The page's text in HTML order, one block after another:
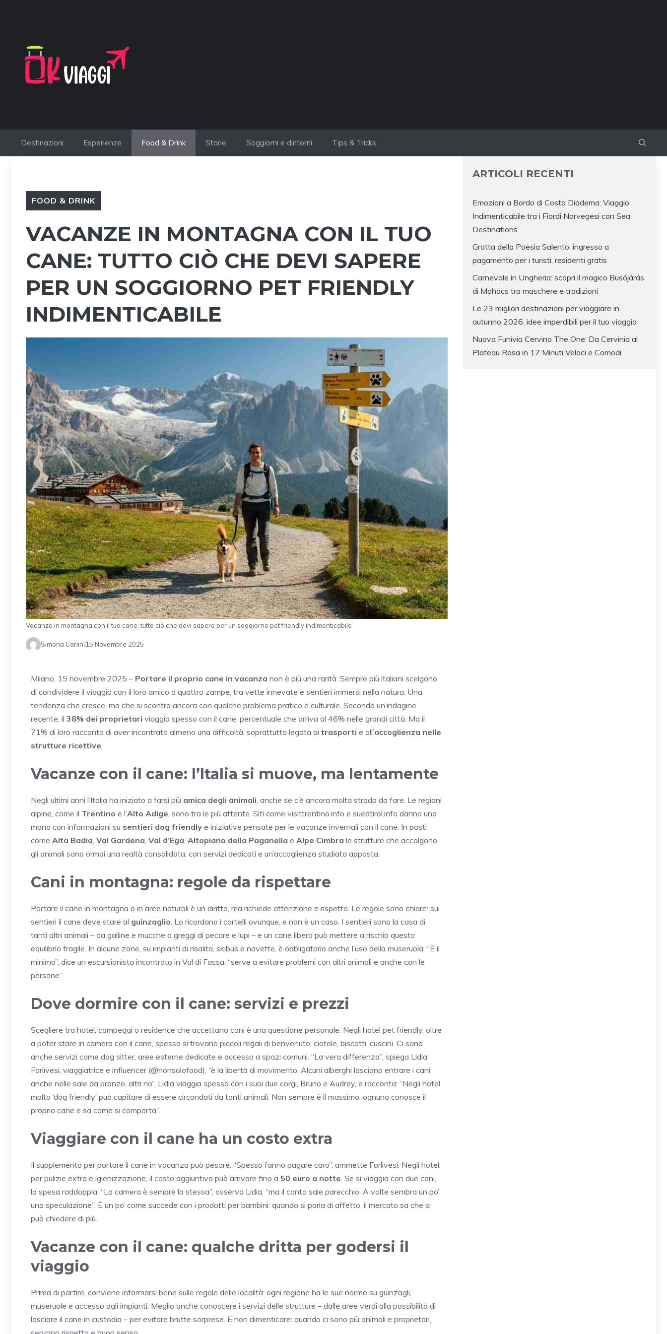
Destinazioni Esperienze Food & Drink Storie Soggiorni e dintorni Tips & Tricks
FOOD & DRINK
VACANZE IN MONTAGNA CON IL TUO
CANE: TUTTO CIÒ CHE DEVI SAPERE
PER UN SOGGIORNO PET FRIENDLY
INDIMENTICABILE
Vacanze in montagna con il tuo cane: tutto ciò che devi sapere per un soggiorno pet friendly indimenticabile
Simona Carlini15 Novembre 2025
Milano, 15 novembre 2025 – Portare il proprio cane in vacanza non è più una rarità. Sempre più italiani scelgono
di condividere il viaggio con il loro amico a quattro zampe, tra vette innevate e sentieri immersi nella natura. Una
tendenza che cresce, ma che si scontra ancora con qualche problema pratico e culturale. Secondo un’indagine
recente, il 38% dei proprietari viaggia spesso con il cane, percentuale che arriva al 46% nelle grandi città. Ma il
71% di loro racconta di aver incontrato almeno una difficoltà, soprattutto legata ai trasporti e all’accoglienza nelle
strutture ricettive
Vacanze con il cane: l’Italia si muove, ma lentamente
Negli ultimi anni l’Italia ha iniziato a farsi più amica degli animali , anche se c’è ancora molta strada da fare. Le regioni
alpine, come il Trentino e l’Alto Adige , sono tra le più attente. Siti come visittrentino.info e suedtirol.info danno una
mano con informazioni su sentieri dog friendly e iniziative pensate per le vacanze invernali con il cane. In posti
come Alta Badia Val Gardena Val d’Ega Altopiano della Paganella e Alpe Cimbra le strutture che accolgono
gli animali sono ormai una realtà consolidata, con servizi dedicati e un’accoglienza studiata apposta.
Cani in montagna: regole da rispettare
Portare il cane in montagna o in aree naturali è un diritto, ma richiede attenzione e rispetto. Le regole sono chiare: sui
sentieri il cane deve stare al guinzaglio . Lo ricordano i cartelli ovunque, e non è un caso. I sentieri sono la casa di
tanti altri animali – da galline e mucche a greggi di pecore e lupi – e un cane libero può mettere a rischio questo
equilibrio fragile. In alcune zone, su impianti di risalita, skibus e navette, è obbligatorio anche l’uso della museruola. “È il
minimo”, dice un escursionista incontrato in Val di Fassa, “serve a evitare problemi con altri animali e anche con le
persone”.
Dove dormire con il cane: servizi e prezzi
Scegliere tra hotel, campeggi o residence che accettano cani è una questione personale. Negli hotel pet friendly, oltre
a poter stare in camera con il cane, spesso si trovano piccoli regali di benvenuto: ciotole, biscotti, cuscini. Ci sono
anche servizi come dog sitter, aree esterne dedicate e accesso a spazi comuni. “La vera differenza”, spiega Lidia
Forlivesi, viaggiatrice e influencer (@nonsolofood), “è la libertà di movimento. Alcuni alberghi lasciano entrare i cani
anche nelle sale da pranzo, altri no”. Lidia viaggia spesso con i suoi due corgi, Bruno e Audrey, e racconta: “Negli hotel
molto ‘dog friendly’ può capitare di essere circondati da tanti animali. Non sempre è il massimo: ognuno conosce il
proprio cane e sa come si comporta”.
Viaggiare con il cane ha un costo extra
Il supplemento per portare il cane in vacanza può pesare. “Spesso fanno pagare caro”, ammette Forlivesi. Negli hotel,
per pulizie extra e igienizzazione, il costo aggiuntivo può arrivare fino a 50 euro a notte . Se si viaggia con due cani,
la spesa raddoppia. “La camera è sempre la stessa”, osserva Lidia, “ma il conto sale parecchio. A volte sembra un po’
una speculazione”. È un po’ come succede con i prodotti per bambini: quando si parla di affetto, il mercato sa che si
può chiedere di più.
Vacanze con il cane: qualche dritta per godersi il
viaggio
Prima di partire, conviene informarsi bene sulle regole delle località: ogni regione ha le sue norme su guinzagli,
museruole e accesso agli impianti. Meglio anche conoscere i servizi delle strutture – dalle aree verdi alla possibilità di
lasciare il cane in custodia – per evitare brutte sorprese. E non dimenticare: quando ci sono più animali e proprietari,
ARTICOLI RECENTI
Emozioni a Bordo di Costa Diadema: Viaggio
Indimenticabile tra i Fiordi Norvegesi con Sea
Destinations
Grotta della Poesia Salento: ingresso a
pagamento per i turisti, residenti gratis
Carnevale in Ungheria: scopri il magico Busójárás
di Mohács tra maschere e tradizioni
Le 23 migliori destinazioni per viaggiare in
autunno 2026: idee imperdibili per il tuo viaggio
Nuova Funivia Cervino The One: Da Cervinia al
Plateau Rosa in 17 Minuti Veloci e Comodi